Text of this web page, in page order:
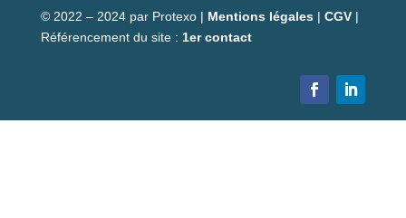
© 2022 – 2024 par Protexo | Mentions légales| CGV |
Référencement du site : 1er contact